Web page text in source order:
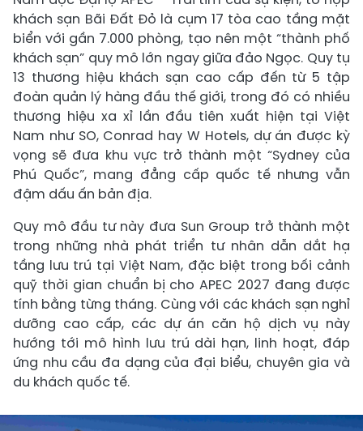
khách sạn Bãi Đất Đỏ là cụm 17 tòa cao tầng mặt
biển với gần 7.000 phòng, tạo nên một “thành phố
khách sạn” quy mô lớn ngay giữa đảo Ngọc. Quy tụ
13 thương hiệu khách sạn cao cấp đến từ 5 tập
đoàn quản lý hàng đầu thế giới, trong đó có nhiều
thương hiệu xa xỉ lần đầu tiên xuất hiện tại Việt
Nam như SO, Conrad hay W Hotels, dự án được kỳ
vọng sẽ đưa khu vực trở thành một “Sydney của
Phú Quốc”, mang đẳng cấp quốc tế nhưng vẫn
đậm dấu ấn bản địa.
Quy mô đầu tư này đưa Sun Group trở thành một
trong những nhà phát triển tư nhân dẫn dắt hạ
tầng lưu trú tại Việt Nam, đặc biệt trong bối cảnh
quỹ thời gian chuẩn bị cho APEC 2027 đang được
tính bằng từng tháng. Cùng với các khách sạn nghỉ
dưỡng cao cấp, các dự án căn hộ dịch vụ này
hướng tới mô hình lưu trú dài hạn, linh hoạt, đáp
ứng nhu cầu đa dạng của đại biểu, chuyên gia và
du khách quốc tế.